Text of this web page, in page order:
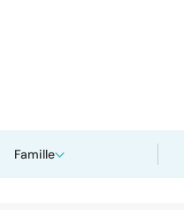
Famille